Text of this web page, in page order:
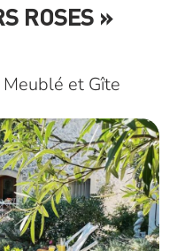
ROSES »
Meublé et Gîte